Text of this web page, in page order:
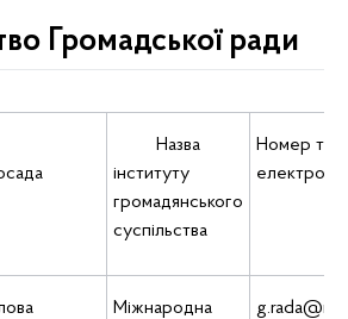
Громадської ради
Назва
інституту
громадянського
суспільства
Номер
Міжнародна